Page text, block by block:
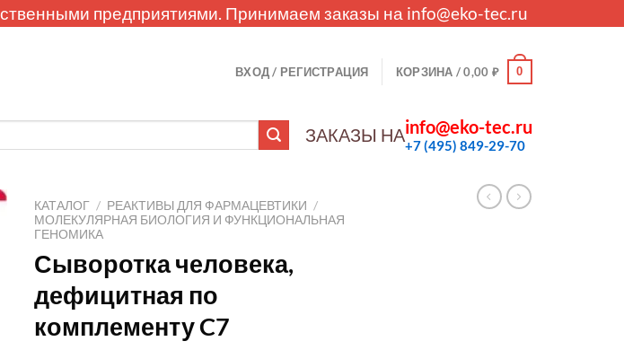
предприятиями. Принимаем заказы на info@eko-tec.ru
ВХОД / РЕГИСТРАЦИЯ КОРЗИНА /0,00 ₽ 0
ЗАКАЗЫ НАinfo@eko-tec.ru
+7 (495) 849-29-70
КАТАЛОГ / РЕАКТИВЫ ДЛЯ ФАРМАЦЕВТИКИ /
МОЛЕКУЛЯРНАЯ БИОЛОГИЯ И ФУНКЦИОНАЛЬНАЯ
ГЕНОМИКА
Сыворотка человека,
дефицитная по
комплементу C7